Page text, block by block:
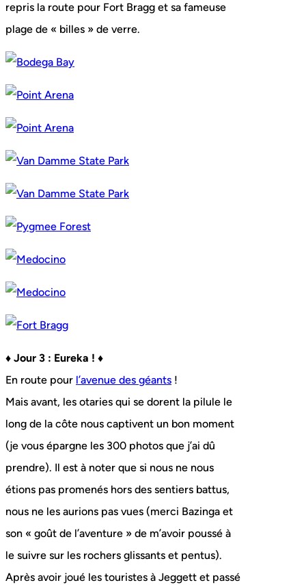
repris la route pour Fort Bragg et sa fameuse
plage de « billes » de verre.
♦ Jour 3 : Eureka ! ♦
En route pour l’avenue des géants !
Mais avant, les otaries qui se dorent la pilule le
long de la côte nous captivent un bon moment
(je vous épargne les 300 photos que j’ai dû
prendre). Il est à noter que si nous ne nous
étions pas promenés hors des sentiers battus,
nous ne les aurions pas vues (merci Bazinga et
son « goût de l’aventure » de m’avoir poussé à
le suivre sur les rochers glissants et pentus).
Après avoir joué les touristes à Jeggett et passé